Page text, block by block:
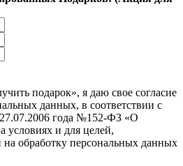
подарок», я даю свое согласие
данных, в соответствии с
года №152-ФЗ «О
условиях и для целей,
обработку персональных данных